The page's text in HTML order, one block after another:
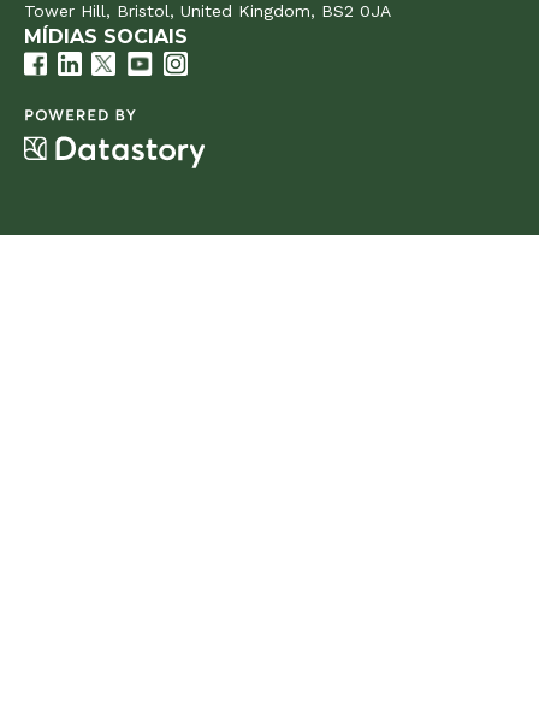
Tower Hill, Bristol, United Kingdom, BS2 0JA
MÍDIAS SOCIAIS